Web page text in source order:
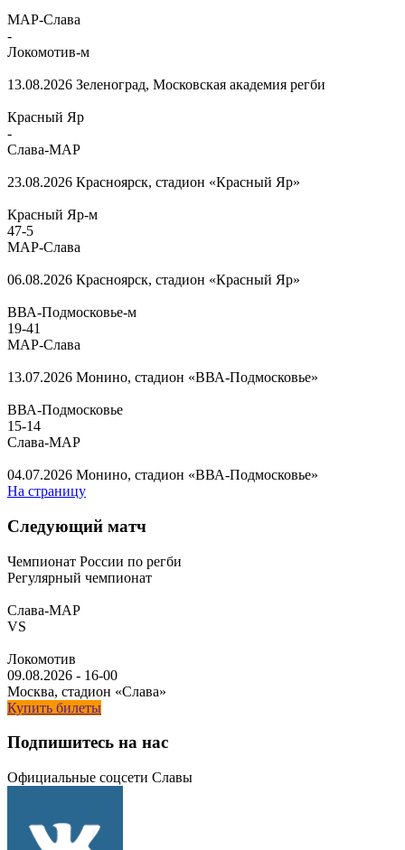
МАР-Слава
-
Локомотив-м
13.08.2026 Зеленоград, Московская академия регби
Красный Яр
-
Слава-МАР
23.08.2026 Красноярск, стадион «Красный Яр»
Красный Яр-м
47-5
МАР-Слава
06.08.2026 Красноярск, стадион «Красный Яр»
ВВА-Подмосковье-м
19-41
МАР-Слава
13.07.2026 Монино, стадион «ВВА-Подмосковье»
ВВА-Подмосковье
15-14
Слава-МАР
04.07.2026 Монино, стадион «ВВА-Подмосковье»
На страницу
Следующий матч
Чемпионат России по регби
Регулярный чемпионат
Слава-МАР
VS
Локомотив
09.08.2026 - 16-00
Москва, стадион «Слава»
Купить билеты
Подпишитесь на нас
Официальные соцсети Славы